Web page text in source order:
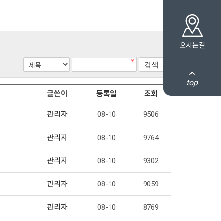
오시는길
top
글쓴이 등록일 조회
관리자 08-10 9506
관리자 08-10 9764
관리자 08-10 9302
관리자 08-10 9059
관리자 08-10 8769